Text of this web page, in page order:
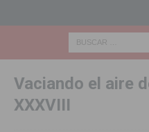
Vaciando el aire
XXXVIII